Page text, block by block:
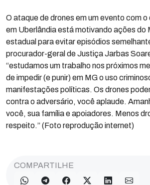
O ataque de drones em um evento com
em Uberlândia está motivando ações do
estadual para evitar episódios
procurador-geral de Justiça Jarbas
“estudamos um trabalho nos próximos
de impedir (e punir) em MG o uso
manifestações políticas. Os drones
contra o adversário, você aplaude.
você, sua família e apoiadores. Menos
respeito.” (Foto reprodução internet)
COMPARTILHE